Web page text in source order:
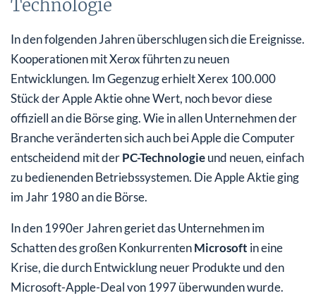
Technologie
In den folgenden Jahren überschlugen sich die Ereignisse.
Kooperationen mit Xerox führten zu neuen
Entwicklungen. Im Gegenzug erhielt Xerex 100.000
Stück der Apple Aktie ohne Wert, noch bevor diese
offiziell an die Börse ging. Wie in allen Unternehmen der
Branche veränderten sich auch bei Apple die Computer
entscheidend mit derPC-Technologieund neuen, einfach
zu bedienenden Betriebssystemen. Die Apple Aktie ging
im Jahr 1980 an die Börse.
In den 1990er Jahren geriet das Unternehmen im
Schatten des großen KonkurrentenMicrosoft in eine
Krise, die durch Entwicklung neuer Produkte und den
Microsoft-Apple-Deal von 1997 überwunden wurde.